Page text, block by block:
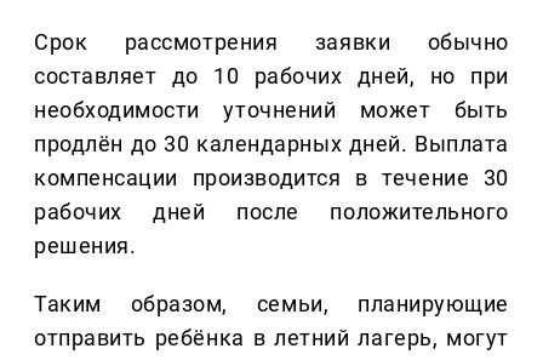
Срок рассмотрения заявки обычно
составляет до 10 рабочих дней, но при
необходимости уточнений может быть
продлён до 30 календарных дней. Выплата
компенсации производится в течение 30
рабочих дней после положительного
решения.
Таким образом, семьи, планирующие
отправить ребёнка в летний лагерь, могут